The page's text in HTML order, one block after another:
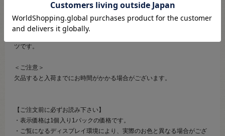
【商品の説明】
アウトドア・スポーツ・ファッションの分野で幅広く使用されている
Nifco（ニフコ）社の差し込みバックルパーツです。
ツです。
＜ご注意＞
欠品すると入荷までにお時間がかかる場合がございます。
【ご注文前に必ずお読み下さい】
・表示価格は1個入り1パックの価格です。
・ご覧になるディスプレイ環境により、実際のお色と異なる場合がござ